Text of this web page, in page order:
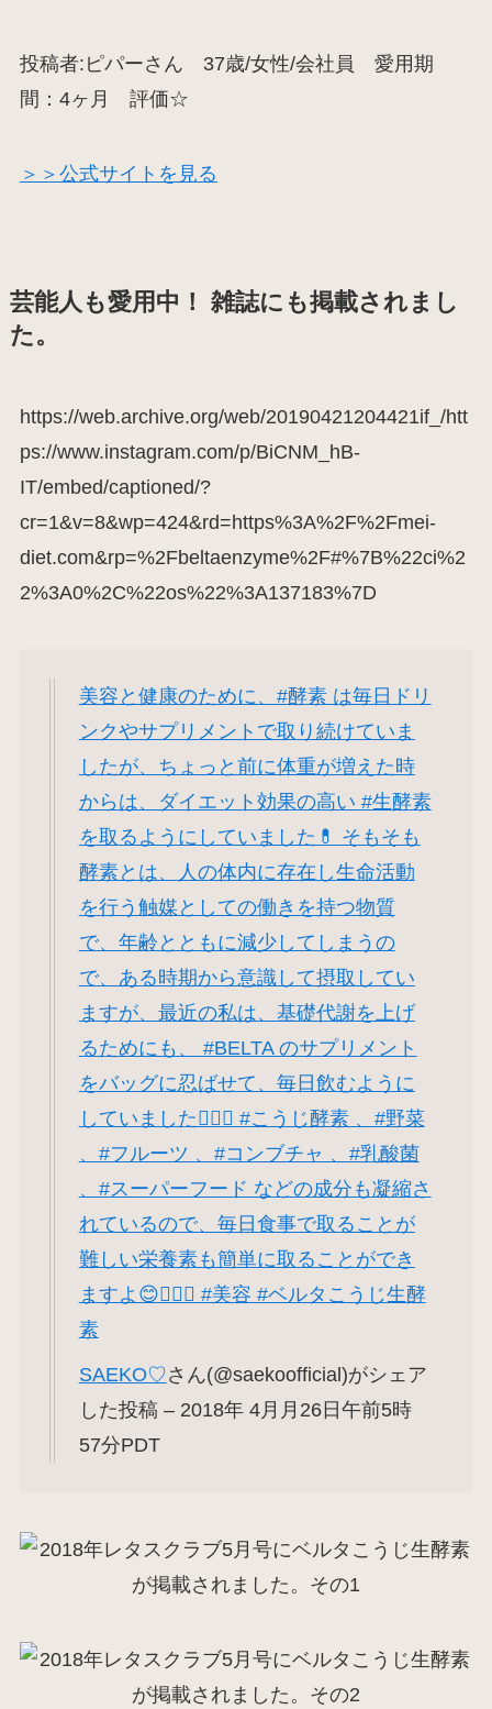
投稿者:ピパーさん 37歳/女性/会社員 愛用期
間：4ヶ月 評価☆
＞＞公式サイトを見る
芸能人も愛用中！ 雑誌にも掲載されまし
た。
https://web.archive.org/web/20190421204421if_/htt
ps://www.instagram.com/p/BiCNM_hB-
IT/embed/captioned/?
cr=1&v=8&wp=424&rd=https%3A%2F%2Fmei-
diet.com&rp=%2Fbeltaenzyme%2F#%7B%22ci%2
2%3A0%2C%22os%22%3A137183%7D
美容と健康のために、#酵素 は毎日ドリ
ンクやサプリメントで取り続けていま
したが、ちょっと前に体重が増えた時
からは、ダイエット効果の高い #生酵素
を取るようにしていました💊 そもそも
酵素とは、人の体内に存在し生命活動
を行う触媒としての働きを持つ物質
で、年齢とともに減少してしまうの
で、ある時期から意識して摂取してい
ますが、最近の私は、基礎代謝を上げ
るためにも、 #BELTA のサプリメント
をバッグに忍ばせて、毎日飲むように
していました👍🏻✨ #こうじ酵素 、#野菜
、#フルーツ 、#コンブチャ 、#乳酸菌
、#スーパーフード などの成分も凝縮さ
れているので、毎日食事で取ることが
難しい栄養素も簡単に取ることができ
ますよ😊👍🏻✨ #美容 #ベルタこうじ生酵
素
SAEKO♡ さん(@saekoofficial)がシェア
した投稿 – 2018年 4月月26日午前5時
57分PDT